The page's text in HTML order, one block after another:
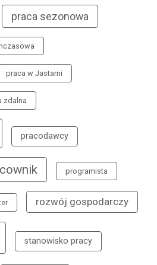
praca sezonowa
praca w Jastarni
zdalna
pracodawcy
programista
rozwój gospodarczy
stanowisko pracy